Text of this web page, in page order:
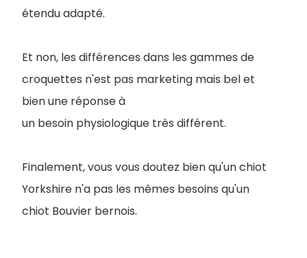
étendu adapté.
Et non, les différences dans les gammes de
croquettes n'est pas marketing mais bel et
bien une réponse à
un besoin physiologique très différent.
Finalement, vous vous doutez bien qu'un chiot
Yorkshire n'a pas les mêmes besoins qu'un
chiot Bouvier bernois.